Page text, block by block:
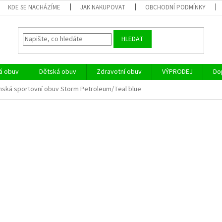
KDE SE NACHÁZÍME JAK NAKUPOVAT OBCHODNÍ PODMÍNKY
HLEDAT
obuv Dětská obuv Zdravotní obuv VÝPRODEJ
sportovní obuv Storm Petroleum/Teal blue